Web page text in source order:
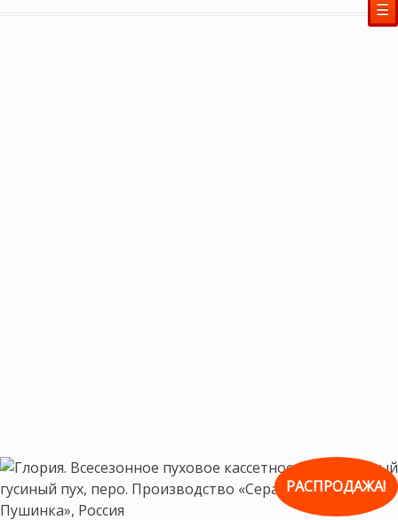
☰
РАСПРОДАЖА!